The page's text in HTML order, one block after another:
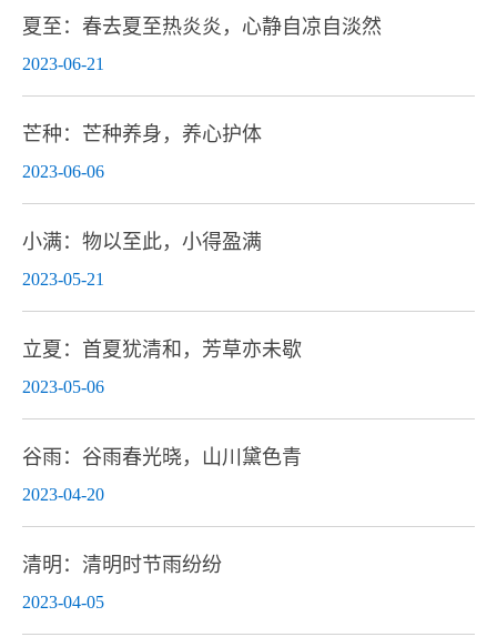
夏至：春去夏至热炎炎，心静自凉自淡然
2023-06-21
芒种：芒种养身，养心护体
2023-06-06
小满：物以至此，小得盈满
2023-05-21
立夏：首夏犹清和，芳草亦未歇
2023-05-06
谷雨：谷雨春光晓，山川黛色青
2023-04-20
清明：清明时节雨纷纷
2023-04-05